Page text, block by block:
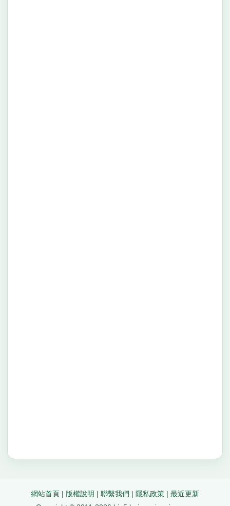
網站首頁 | 版權說明 | 聯繫我們 | 隱私政策 | 最近更新